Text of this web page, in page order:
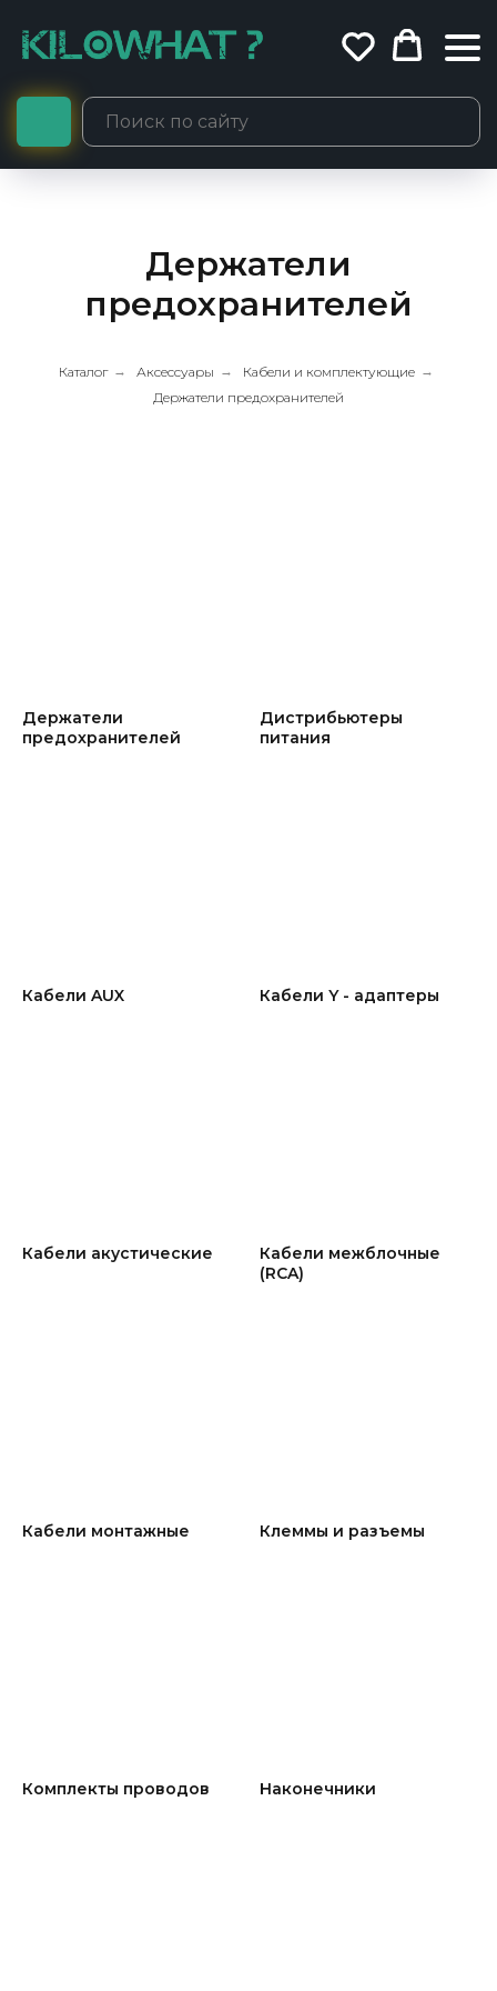
Держатели
предохранителей
Каталог → Аксессуары → Кабели и комплектующие →
Держатели предохранителей
Держатели
предохранителей
Дистрибьютеры
питания
Кабели AUX Кабели Y - адаптеры
Кабели акустические
Кабели межблочные
(RCA)
Кабели монтажные Клеммы и разъемы
Комплекты проводов Наконечники